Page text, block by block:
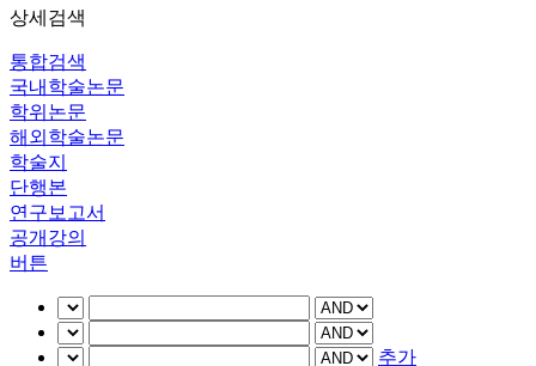
상세검색
통합검색
국내학술논문
학위논문
해외학술논문
학술지
단행본
연구보고서
공개강의
버튼
추가